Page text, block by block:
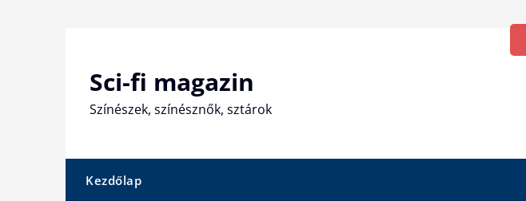
Sci-fi magazin
Színészek, színésznők, sztárok
Kezdőlap